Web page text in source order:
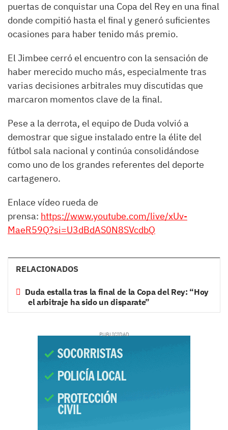
puertas de conquistar una Copa del Rey en una final
donde compitió hasta el final y generó suficientes
ocasiones para haber tenido más premio.
El Jimbee cerró el encuentro con la sensación de
haber merecido mucho más, especialmente tras
varias decisiones arbitrales muy discutidas que
marcaron momentos clave de la final.
Pese a la derrota, el equipo de Duda volvió a
demostrar que sigue instalado entre la élite del
fútbol sala nacional y continúa consolidándose
como uno de los grandes referentes del deporte
cartagenero.
Enlace vídeo rueda de
prensa: https://www.youtube.com/live/xUv-
MaeR59Q?si=U3dBdAS0N8SVcdbQ
RELACIONADOS
Duda estalla tras la final de la Copa del Rey: “Hoy
el arbitraje ha sido un disparate”